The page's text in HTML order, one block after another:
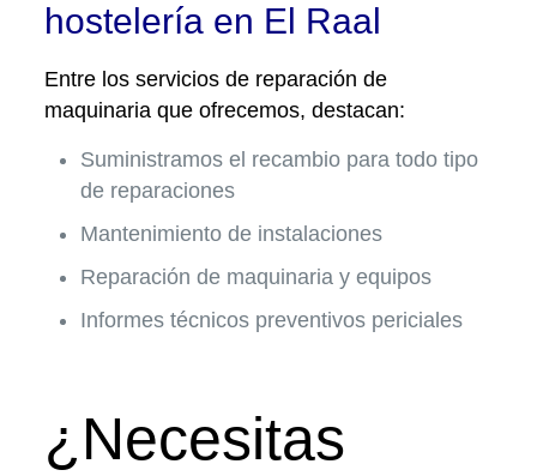
hostelería en El Raal
Entre los servicios de reparación de
maquinaria que ofrecemos, destacan:
Suministramos el recambio para todo tipo
de reparaciones
Mantenimiento de instalaciones
Reparación de maquinaria y equipos
Informes técnicos preventivos periciales
¿Necesitas